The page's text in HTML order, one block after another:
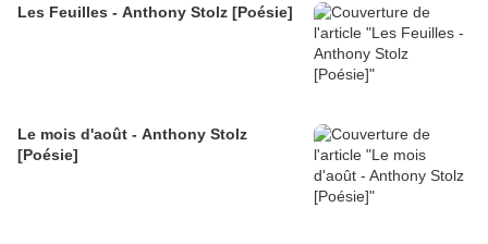
Les Feuilles - Anthony Stolz [Poésie]
Le mois d'août - Anthony Stolz
[Poésie]